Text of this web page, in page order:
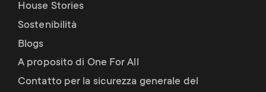
House Stories
Sostenibilità
Blogs
A proposito di One For All
Contatto per la sicurezza generale del